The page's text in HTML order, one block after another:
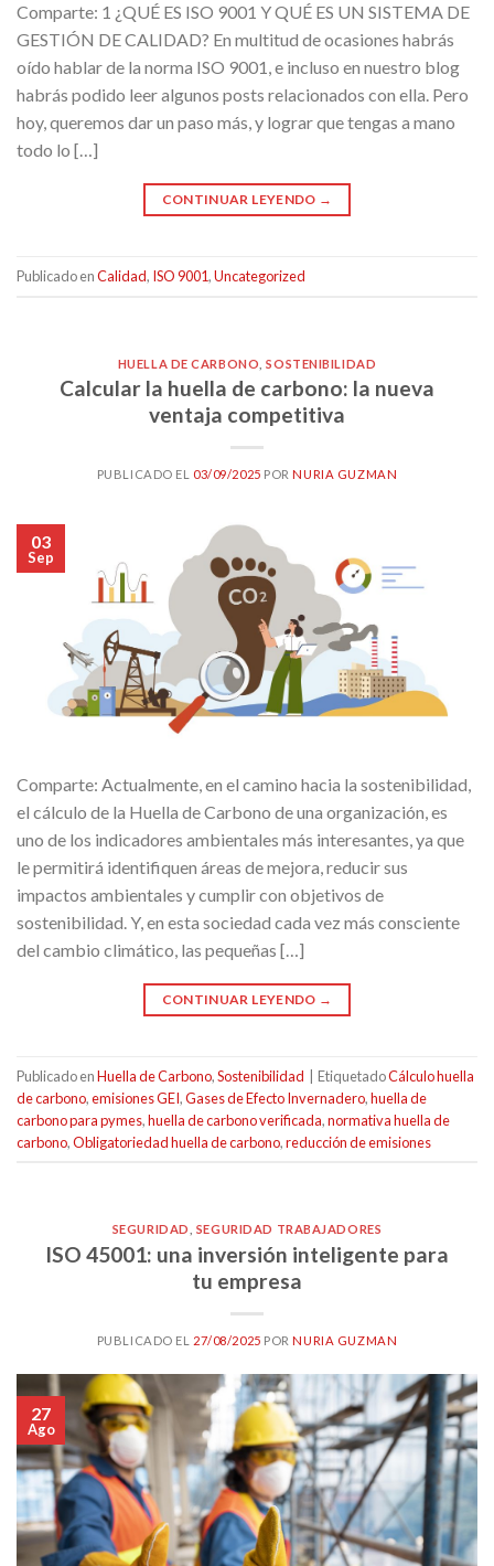
Comparte: 1 ¿QUÉ ES ISO 9001 Y QUÉ ES UN SISTEMA DE
GESTIÓN DE CALIDAD? En multitud de ocasiones habrás
oído hablar de la norma ISO 9001, e incluso en nuestro blog
habrás podido leer algunos posts relacionados con ella. Pero
hoy, queremos dar un paso más, y lograr que tengas a mano
todo lo […]
CONTINUAR LEYENDO →
Publicado enCalidad, ISO 9001,Uncategorized
HUELLA DE CARBONO ,SOSTENIBILIDAD
Calcular la huella de carbono: la nueva
ventaja competitiva
PUBLICADO EL 03/09/2025 PORNURIA GUZMAN
03
Sep
Comparte: Actualmente, en el camino hacia la sostenibilidad,
el cálculo de la Huella de Carbono de una organización, es
uno de los indicadores ambientales más interesantes, ya que
le permitirá identifiquen áreas de mejora, reducir sus
impactos ambientales y cumplir con objetivos de
sostenibilidad. Y, en esta sociedad cada vez más consciente
del cambio climático, las pequeñas […]
CONTINUAR LEYENDO →
Publicado enHuella de Carbono,Sostenibilidad EtiquetadoCálculo huella
de carbono,emisiones GEI,Gases de Efecto Invernadero,huella de
carbono para pymes,huella de carbono verificada,normativa huella de
carbono,Obligatoriedad huella de carbono,reducción de emisiones
SEGURIDAD SEGURIDAD TRABAJADORES
ISO 45001: una inversión inteligente para
tu empresa
PUBLICADO EL 27/08/2025 PORNURIA GUZMAN
27
Ago